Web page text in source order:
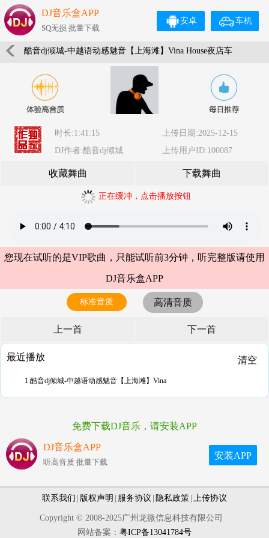
DJ音乐盒APP
SQ无损 批量下载
车机
安卓
酷音dj倾城-中越语动感魅音【上海滩】Vina House夜店车
载极强重低音舞曲串烧
时长:1:41:15
上传日期:2025-12-15
DJ作者:酷音dj倾城
上传用户ID:100087
收藏舞曲 下载舞曲
正在缓冲，点击播放按钮
您现在试听的是VIP歌曲，只能试听前3分钟，听完整版请使用
DJ音乐盒APP
标准音质 高清音质
上一首 下一首
最近播放 清空
1.酷音dj倾城-中越语动感魅音【上海滩】Vina
免费下载DJ音乐，请安装APP
DJ音乐盒APP
听高音质 批量下载
安装APP
联系我们 版权声明 服务协议 隐私政策 上传协议
Copyright © 2008-2025广州龙微信息科技有限公司
网站备案： 粤ICP备13041784号